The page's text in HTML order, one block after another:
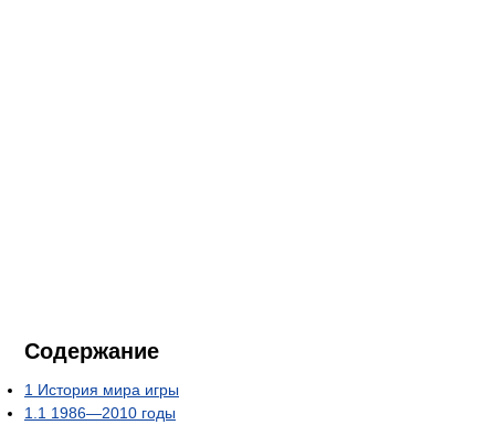
Содержание
1 История мира игры
1.1 1986—2010 годы